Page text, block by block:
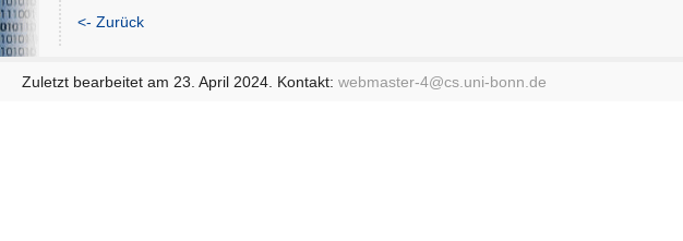
<- Zurück
Zuletzt bearbeitet am 23. April 2024. Kontakt: webmaster-4@cs.uni-bonn.de